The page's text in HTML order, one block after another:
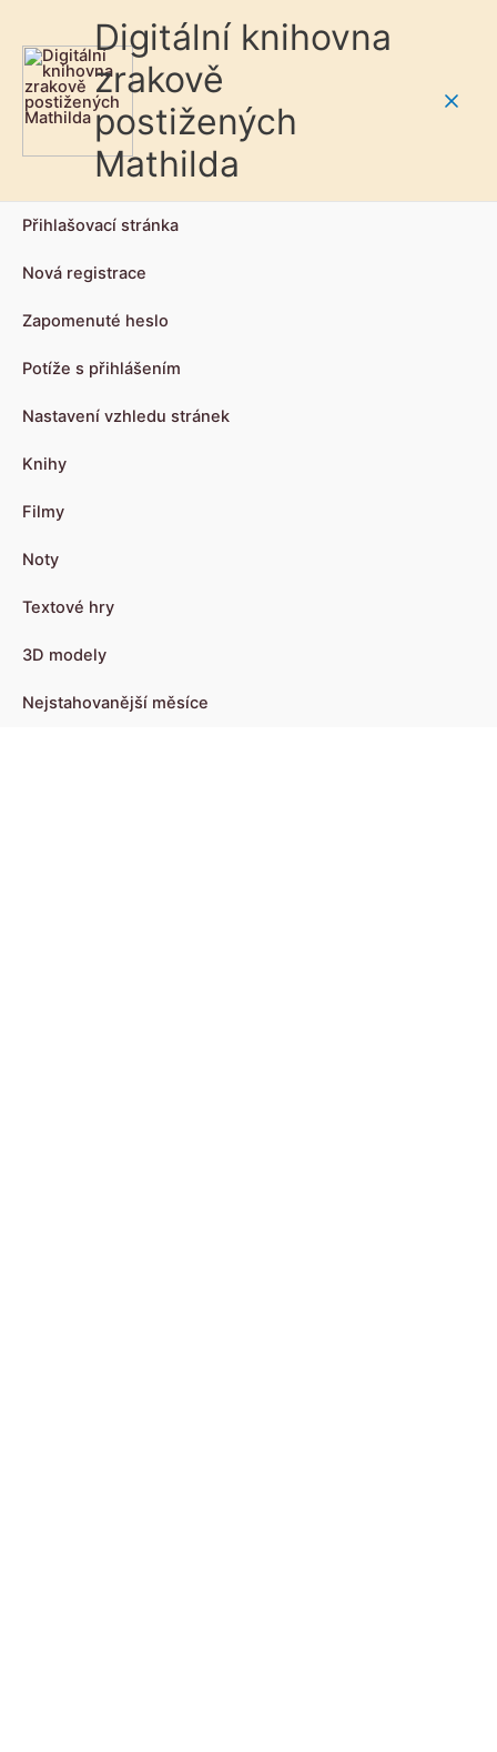
Digitální knihovna
zrakově
postižených
Mathilda
Přihlašovací stránka
Nová registrace
Zapomenuté heslo
Potíže s přihlášením
Nastavení vzhledu stránek
Knihy
Filmy
Noty
Textové hry
3D modely
Nejstahovanější měsíce